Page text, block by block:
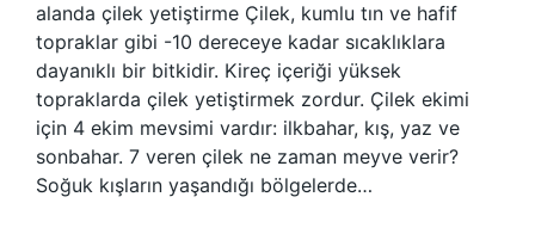
alanda çilek yetiştirme Çilek, kumlu tın ve hafif
topraklar gibi -10 dereceye kadar sıcaklıklara
dayanıklı bir bitkidir. Kireç içeriği yüksek
topraklarda çilek yetiştirmek zordur. Çilek ekimi
için 4 ekim mevsimi vardır: ilkbahar, kış, yaz ve
sonbahar. 7 veren çilek ne zaman meyve verir?
Soğuk kışların yaşandığı bölgelerde…